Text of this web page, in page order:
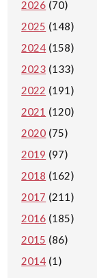
2026 (70)
2025 (148)
2024 (158)
2023 (133)
2022 (191)
2021 (120)
2020 (75)
2019 (97)
2018 (162)
2017 (211)
2016 (185)
2015 (86)
2014 (1)